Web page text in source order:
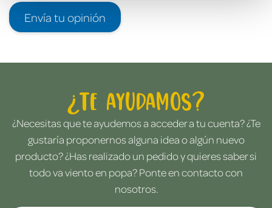
Envía tu opinión
¿Te ayudamos?
¿Necesitas que te ayudemos a acceder a tu cuenta? ¿Te
gustaría proponernos alguna idea o algún nuevo
producto? ¿Has realizado un pedido y quieres saber si
todo va viento en popa? Ponte en contacto con
nosotros.